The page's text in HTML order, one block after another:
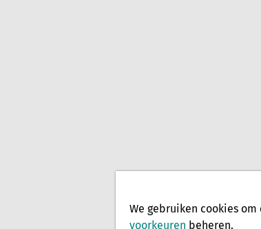
We gebruiken cookies
voorkeuren beheren.